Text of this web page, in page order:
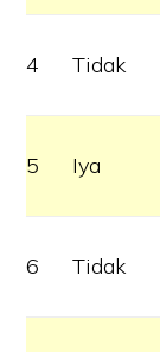
4 Tidak
5 Iya
6 Tidak